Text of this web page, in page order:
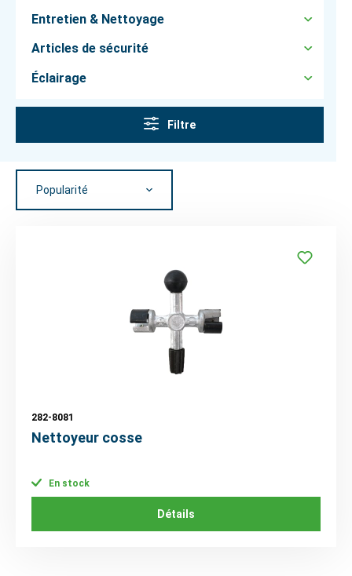
Entretien & Nettoyage
Articles de sécurité
Éclairage
Filtre
282-8081
Nettoyeur cosse
En stock
Détails